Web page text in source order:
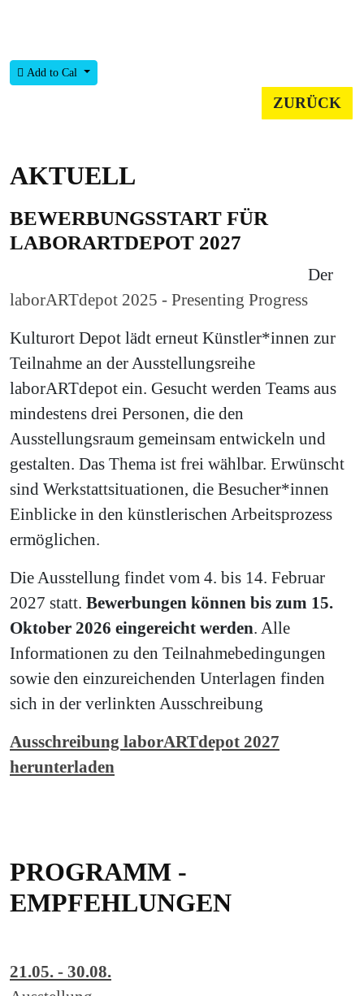
Add to Cal
ZURÜCK
AKTUELL
BEWERBUNGSSTART FÜR
LABORARTDEPOT 2027
laborARTdepot 2025 - Presenting Progress
Der
Kulturort Depot lädt erneut Künstler*innen zur
Teilnahme an der Ausstellungsreihe
laborARTdepot ein. Gesucht werden Teams aus
mindestens drei Personen, die den
Ausstellungsraum gemeinsam entwickeln und
gestalten. Das Thema ist frei wählbar. Erwünscht
sind Werkstattsituationen, die Besucher*innen
Einblicke in den künstlerischen Arbeitsprozess
ermöglichen.
Die Ausstellung findet vom 4. bis 14. Februar
2027 statt. Bewerbungen können bis zum 15.
Oktober 2026 eingereicht werden. Alle
Informationen zu den Teilnahmebedingungen
sowie den einzureichenden Unterlagen finden
sich in der verlinkten Ausschreibung
Ausschreibung laborARTdepot 2027
herunterladen
PROGRAMM -
EMPFEHLUNGEN
21.05. - 30.08.